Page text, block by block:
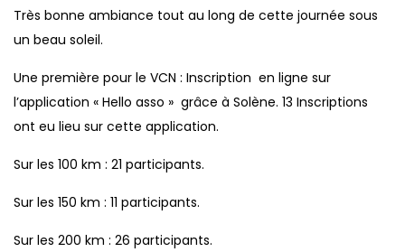
Très bonne ambiance tout au long de cette journée sous
un beau soleil.
Une première pour le VCN : Inscription en ligne sur
l’application « Hello asso » grâce à Solène. 13 Inscriptions
ont eu lieu sur cette application.
Sur les 100 km : 21 participants.
Sur les 150 km : 11 participants.
Sur les 200 km : 26 participants.